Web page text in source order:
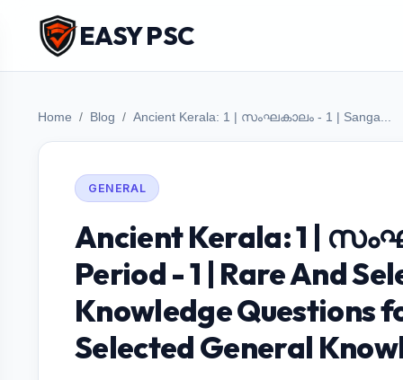
EASY PSC
Home Blog Ancient Kerala: 1 | സംഘകാലം - 1 | Sanga...
GENERAL
Ancient Kerala: 1 |
Period - 1 | Rare And
Knowledge Questions
Selected General